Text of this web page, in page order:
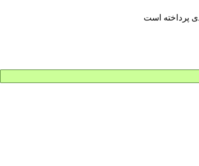
پرداخته است